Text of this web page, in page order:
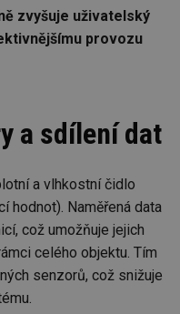
zvyšuje uživatelský
provozu
a sdílení dat
a vlhkostní čidlo
hodnot). Naměřená data
což umožňuje jejich
celého objektu. Tím
senzorů, což snižuje